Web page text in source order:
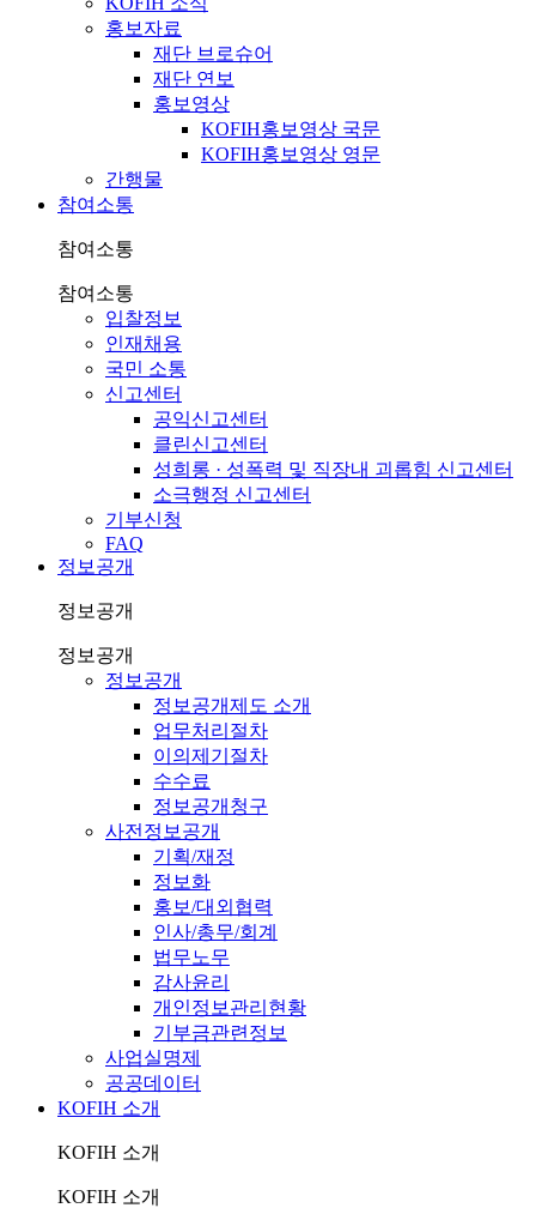
홍보자료
재단 브로슈어
재단 연보
홍보영상
KOFIH홍보영상 국문
KOFIH홍보영상 영문
간행물
참여소통
참여소통
참여소통
입찰정보
인재채용
국민 소통
신고센터
공익신고센터
클린신고센터
성희롱 · 성폭력 및 직장내 괴롭힘 신고센터
소극행정 신고센터
기부신청
FAQ
정보공개
정보공개
정보공개
정보공개
정보공개제도 소개
업무처리절차
이의제기절차
수수료
정보공개청구
사전정보공개
기획/재정
정보화
홍보/대외협력
인사/총무/회계
법무노무
감사윤리
개인정보관리현황
기부금관련정보
사업실명제
공공데이터
KOFIH 소개
KOFIH 소개
KOFIH 소개